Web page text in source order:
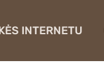
INTERNETU